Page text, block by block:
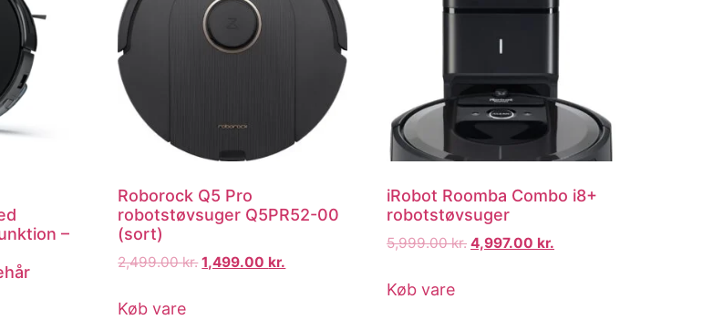
–
Roborock Q5 Pro
robotstøvsuger Q5PR52-00
(sort)
2,499.00kr. 1,499.00 kr.
Køb vare
iRobot Roomba Combo i8+
robotstøvsuger
5,999.00kr. 4,997.00 kr.
Køb vare